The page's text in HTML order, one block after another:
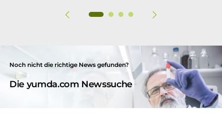
Noch nicht die richtige News gefunden?
Die yumda.com Newssuche